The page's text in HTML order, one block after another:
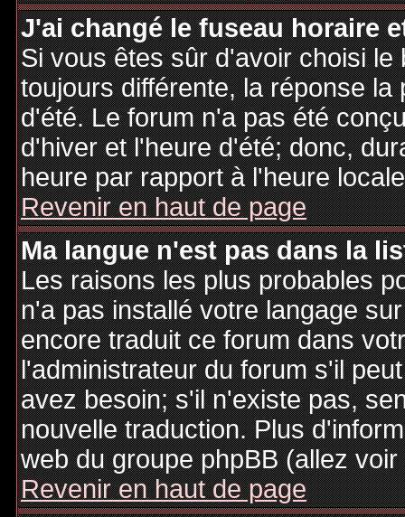
J'ai changé le fuseau horaire
Si vous êtes sûr d'avoir choisi
toujours différente, la réponse
d'été. Le forum n'a pas été
d'hiver et l'heure d'été; donc,
heure par rapport à l'heure
Revenir en haut de page
Ma langue n'est pas dans la
Les raisons les plus probables
n'a pas installé votre langage
encore traduit ce forum dans
l'administrateur du forum s'il
avez besoin; s'il n'existe pas,
nouvelle traduction. Plus
web du groupe phpBB (allez
Revenir en haut de page